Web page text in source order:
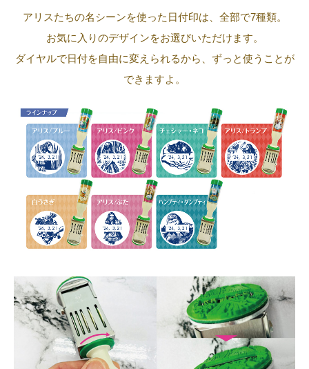
アリスたちの名シーンを使った日付印は、全部で7種類。
お気に入りのデザインをお選びいただけます。
ダイヤルで日付を自由に変えられるから、ずっと使うことが
できますよ。